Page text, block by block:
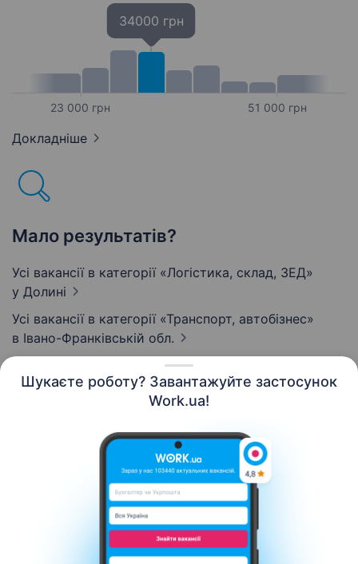
Шукаєте роботу? Завантажуйте застосунок
Work.ua!
23 000 грн
34000 грн
51 000 грн
Докладніше
Мало результатів?
Усі вакансії в категорії «Логістика, склад, ЗЕД»
у Долині
Усі вакансії в категорії «Транспорт, автобізнес»
в Івано-Франківській обл.
Контакти Про нас Кар’єра